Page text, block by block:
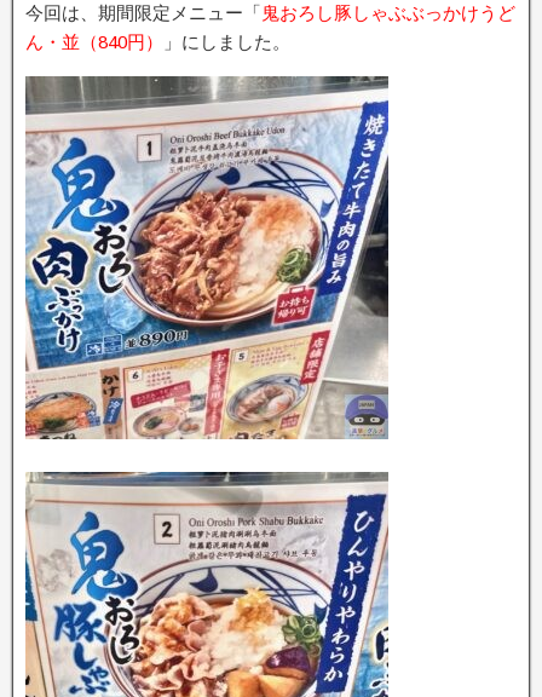
今回は、期間限定メニュー「鬼おろし豚しゃぶぶっかけうど
ん・並（840円）
」にしました。